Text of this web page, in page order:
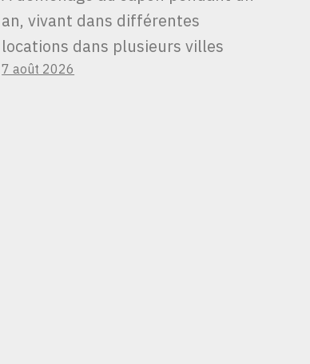
an, vivant dans différentes
locations dans plusieurs villes
7 août 2026